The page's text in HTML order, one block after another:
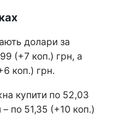
долари за
(+7 коп.) грн, а
коп.) грн.
купити по 52,03
по 51,35 (+10 коп.)